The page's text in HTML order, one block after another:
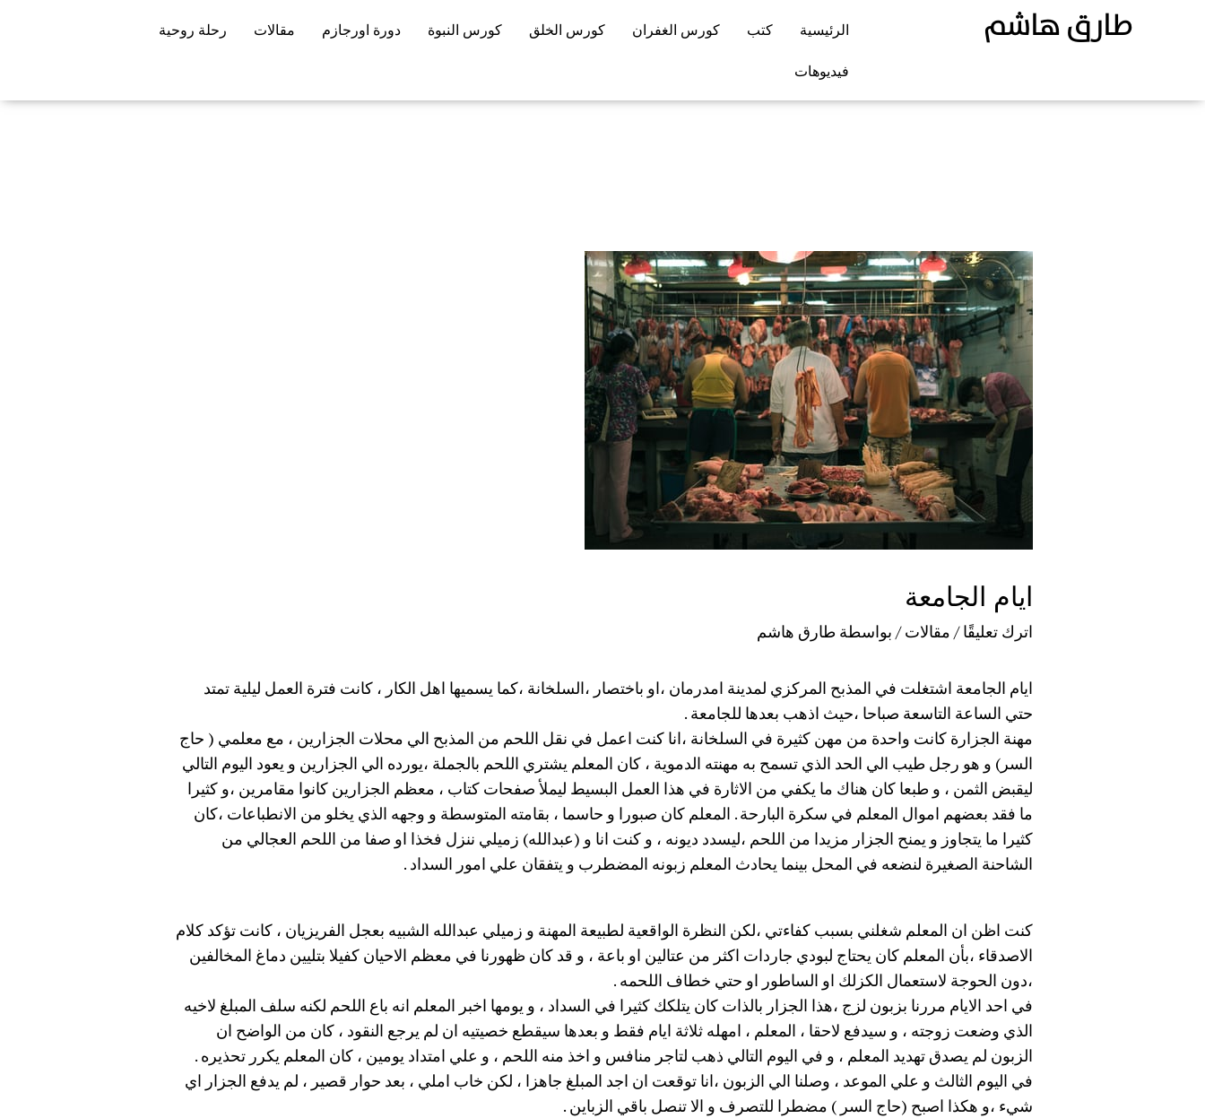
طارق هاشم الرئيسية كتب كورس الغفران كورس الخلق كورس النبوة دورة اورجازم مقالات رحلة روحية
فيديوهات
ايام الجامعة
اترك تعليقًا / مقالات/ بواسطة طارق هاشم
ايام الجامعة اشتغلت في المذبح المركزي لمدينة امدرمان ،او باختصار ،السلخانة ،كما يسميها اهل الكار ، كانت فترة العمل ليلية تمتد
حتي الساعة التاسعة صباحا ،حيث اذهب بعدها للجامعة .
مهنة الجزارة كانت واحدة من مهن كثيرة في السلخانة ،انا كنت اعمل في نقل اللحم من المذبح الي محلات الجزارين ، مع معلمي ( حاج
السر) و هو رجل طيب الي الحد الذي تسمح به مهنته الدموية ، كان المعلم يشتري اللحم بالجملة ،يورده الي الجزارين و يعود اليوم التالي
ليقبض الثمن ، و طبعا كان هناك ما يكفي من الاثارة في هذا العمل البسيط ليملأ صفحات كتاب ، معظم الجزارين كانوا مقامرين ،و كثيرا
ما فقد بعضهم اموال المعلم في سكرة البارحة . المعلم كان صبورا و حاسما ، بقامته المتوسطة و وجهه الذي يخلو من الانطباعات ،كان
كثيرا ما يتجاوز و يمنح الجزار مزيدا من اللحم ،ليسدد ديونه ، و كنت انا و (عبدالله) زميلي ننزل فخذا او صفا من اللحم العجالي من
الشاحنة الصغيرة لنضعه في المحل بينما يحادث المعلم زبونه المضطرب و يتفقان علي امور السداد .
كنت اظن ان المعلم شغلني بسبب كفاءتي ،لكن النظرة الواقعية لطبيعة المهنة و زميلي عبدالله الشبيه بعجل الفريزيان ، كانت تؤكد كلام
الاصدقاء ،بأن المعلم كان يحتاج لبودي جاردات اكثر من عتالين او باعة ، و قد كان ظهورنا في معظم الاحيان كفيلا بتليين دماغ المخالفين
،دون الحوجة لاستعمال الكزلك او الساطور او حتي خطاف اللحمه .
في احد الايام مررنا بزبون لزج ،هذا الجزار بالذات كان يتلكك كثيرا في السداد ، و يومها اخبر المعلم انه باع اللحم لكنه سلف المبلغ لاخيه
الذي وضعت زوجته ، و سيدفع لاحقا ، المعلم ، امهله ثلاثة ايام فقط و بعدها سيقطع خصيتيه ان لم يرجع النقود ، كان من الواضح ان
الزبون لم يصدق تهديد المعلم ، و في اليوم التالي ذهب لتاجر منافس و اخذ منه اللحم ، و علي امتداد يومين ، كان المعلم يكرر تحذيره .
في اليوم الثالث و علي الموعد ، وصلنا الي الزبون ،انا توقعت ان اجد المبلغ جاهزا ، لكن خاب املي ، بعد حوار قصير ، لم يدفع الجزار اي
شيء ،و هكذا اصبح (حاج السر ) مضطرا للتصرف و الا تنصل باقي الزباين .